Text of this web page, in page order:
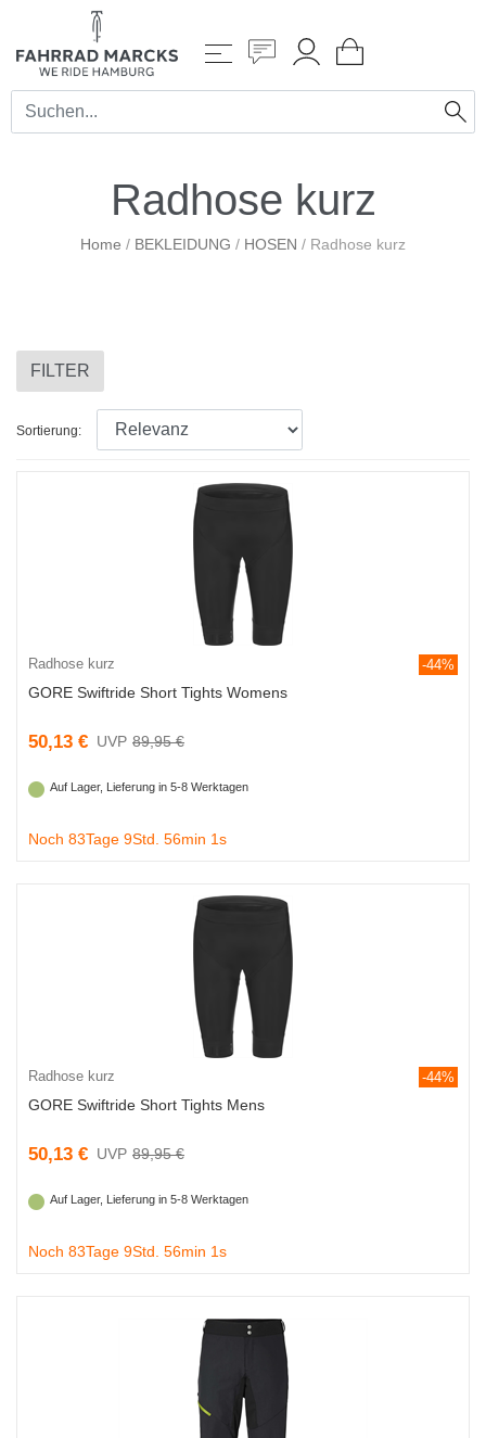
Radhose kurz
Home / BEKLEIDUNG / HOSEN / Radhose kurz
FILTER
Sortierung:
Radhose kurz -44%
GORE Swiftride Short Tights Womens
50,13 € 89,95 €
Auf Lager, Lieferung in 5-8 Werktagen
Noch 83Tage 9Std. 56min 0s
Radhose kurz -44%
GORE Swiftride Short Tights Mens
50,13 € 89,95 €
Auf Lager, Lieferung in 5-8 Werktagen
Noch 83Tage 9Std. 56min 0s